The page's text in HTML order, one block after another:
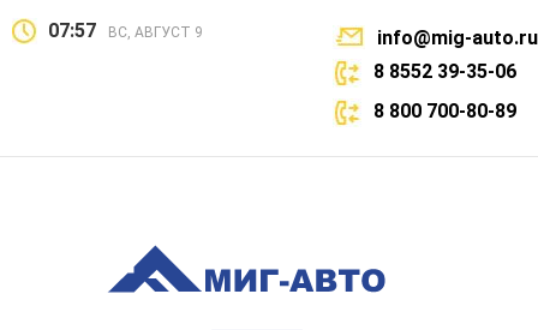
07:57 ВС, АВГУСТ 9
info@mig-auto.ru
8 8552 39-35-06
8 800 700-80-89